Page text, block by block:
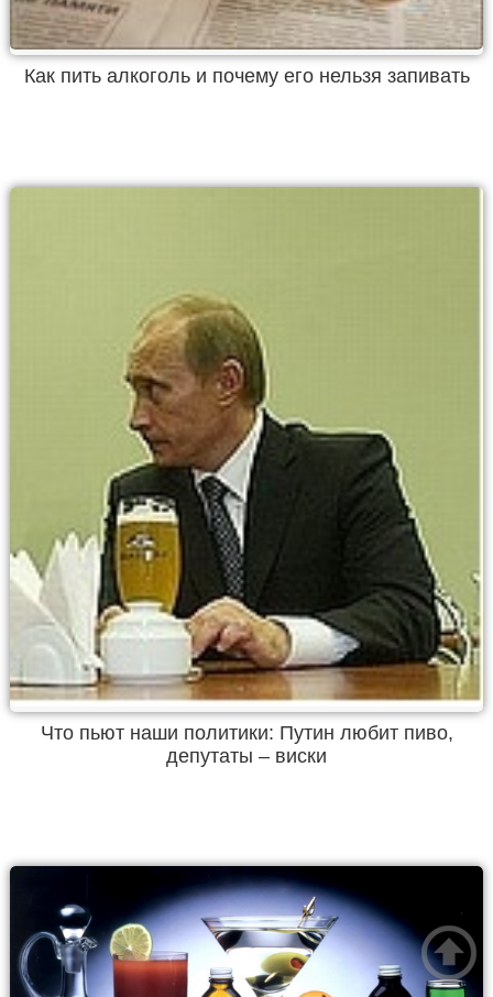
Как пить алкоголь и почему его нельзя запивать
Что пьют наши политики: Путин любит пиво,
депутаты – виски